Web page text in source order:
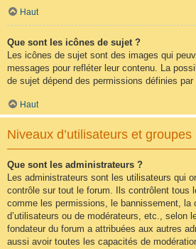
Haut
Que sont les icônes de sujet ?
Les icônes de sujet sont des images qui
messages pour refléter leur contenu. La
de sujet dépend des permissions définies par
Haut
Niveaux d’utilisateurs et groupes
Que sont les administrateurs ?
Les administrateurs sont les utilisateurs qui
contrôle sur tout le forum. Ils contrôlent tous
comme les permissions, le bannissement, la
d’utilisateurs ou de modérateurs, etc., selon
fondateur du forum a attribuées aux autres
aussi avoir toutes les capacités de